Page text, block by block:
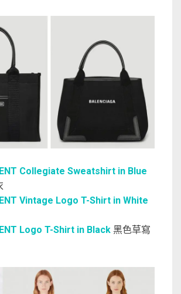
Collegiate Sweatshirt in Blue
Vintage Logo T-Shirt in White
Logo T-Shirt in Black 黑色草寫